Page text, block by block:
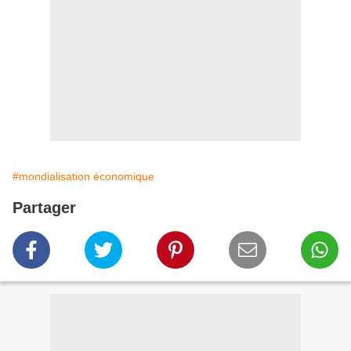
#mondialisation économique
Partager